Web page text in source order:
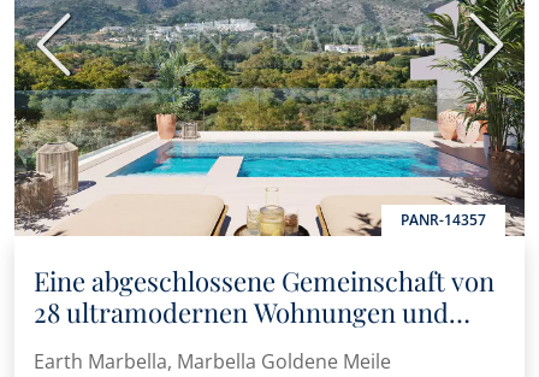
PANR-14357
Vorherige
Eine abgeschlossene Gemeinschaft von
28 ultramodernen Wohnungen und
Penthäusern am Goldenen Meile
Earth Marbella, Marbella Goldene Meile